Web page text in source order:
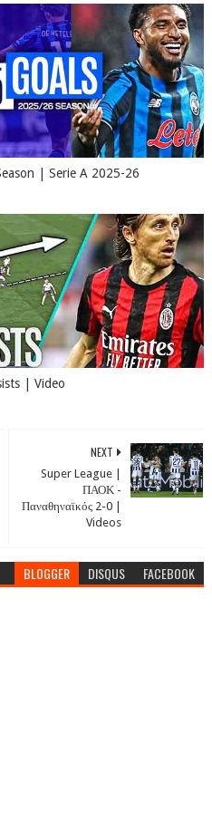
| Serie A 2025-26
| Video
NEXT
Super League |
ΠΑΟΚ -
Παναθηναϊκός 2-0 |
Videos
BLOGGER DISQUS FACEBOOK